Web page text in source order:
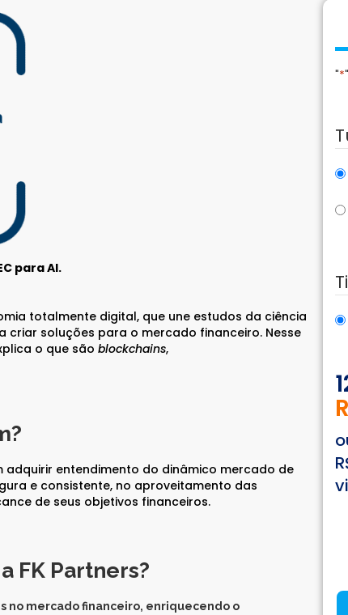
para AI.
totalmente digital, que une estudos da ciência
soluções para o mercado financeiro. Nesse
o que são blockchains,
adquirir entendimento do dinâmico mercado de
e consistente, no aproveitamento das
de seus objetivos financeiros.
FK Partners?
no mercado financeiro, enriquecendo o
"*